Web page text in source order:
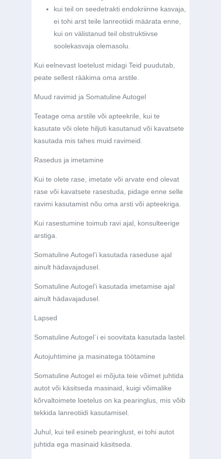
kui teil on seedetrakti endokriinne kasvaja,
ei tohi arst teile lanreotiidi määrata enne,
kui on välistanud teil obstruktiivse
soolekasvaja olemasolu.
Kui eelnevast loetelust midagi Teid puudutab,
peate sellest rääkima oma arstile.
Muud ravimid ja Somatuline Autogel
Teatage oma arstile või apteekrile, kui te
kasutate või olete hiljuti kasutanud või kavatsete
kasutada mis tahes muid ravimeid.
Rasedus ja imetamine
Kui te olete rase, imetate või arvate end olevat
rase või kavatsete rasestuda, pidage enne selle
ravimi kasutamist nõu oma arsti või apteekriga.
Kui rasestumine toimub ravi ajal, konsulteerige
arstiga.
Somatuline Autogel’i kasutada raseduse ajal
ainult hädavajadusel.
Somatuline Autogel’i kasutada imetamise ajal
ainult hädavajadusel.
Lapsed
Somatuline Autogel´i ei soovitata kasutada lastel.
Autojuhtimine ja masinatega töötamine
Somatuline Autogel ei mõjuta teie võimet juhtida
autot või käsitseda masinaid, kuigi võimalike
kõrvaltoimete loetelus on ka pearinglus, mis võib
tekkida lanreotiidi kasutamisel.
Juhul, kui teil esineb pearinglust, ei tohi autot
juhtida ega masinaid käsitseda.